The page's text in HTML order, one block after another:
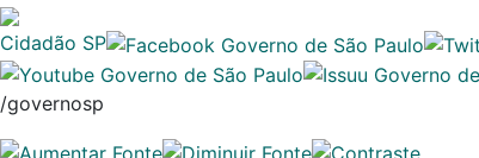
Cidadão SP
/governosp